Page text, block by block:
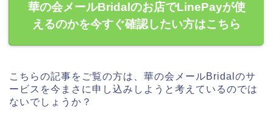
華の会メールBridalのお店でLinePayが使
えるのかを今すぐ確認したい方はこちら
こちらの記事をご覧の方は、華の会メールBridalのサ
ービスを今まさに申し込みしようと考えているのでは
ないでしょうか？